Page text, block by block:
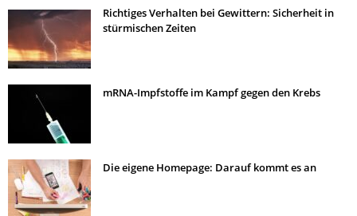
Richtiges Verhalten bei Gewittern: Sicherheit in
stürmischen Zeiten
mRNA-Impfstoffe im Kampf gegen den Krebs
Die eigene Homepage: Darauf kommt es an